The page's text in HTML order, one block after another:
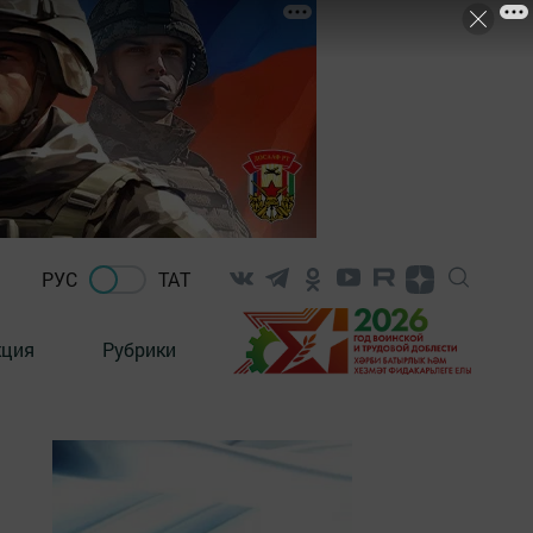
РУС ТАТ
Рубрики